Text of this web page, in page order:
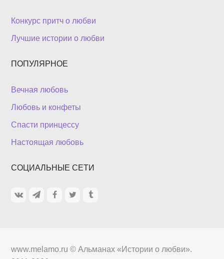
Конкурс притч о любви
Лучшие истории о любви
ПОПУЛЯРНОЕ
Вечная любовь
Любовь и конфеты
Спасти принцессу
Настоящая любовь
СОЦИАЛЬНЫЕ СЕТИ
www.melamo.ru ©Альманах «Истории о любви».